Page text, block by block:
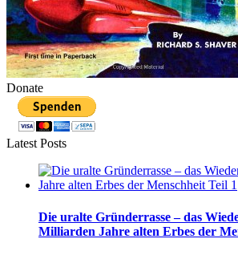
Donate
Latest Posts
Die uralte Gründerrasse – das
Milliarden Jahre alten Erbes der